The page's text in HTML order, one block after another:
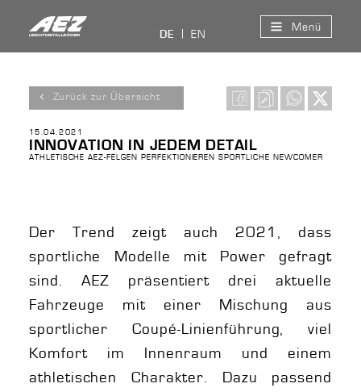
DE EN
Menü
Zurück zur Übersicht
15.04.2021
INNOVATION IN JEDEM DETAIL
ATHLETISCHE AEZ-FELGEN PERFEKTIONIEREN SPORTLICHE NEWCOMER
Der Trend zeigt auch 2021, dass
sportliche Modelle mit Power gefragt
sind. AEZ präsentiert drei aktuelle
Fahrzeuge mit einer Mischung aus
sportlicher Coupé-Linienführung, viel
Komfort im Innenraum und einem
athletischen Charakter. Dazu passend